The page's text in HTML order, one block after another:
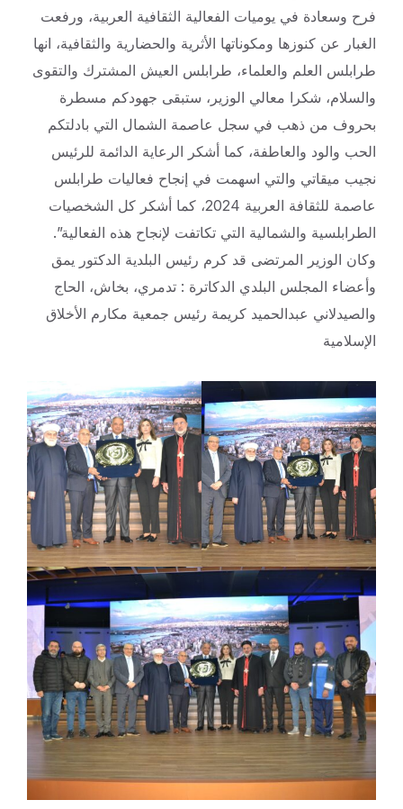
فرح وسعادة في يوميات الفعالية الثقافية العربية، ورفعت
الغبار عن كنوزها ومكوناتها الأثرية والحضارية والثقافية، انها
طرابلس العلم والعلماء، طرابلس العيش المشترك والتقوى
والسلام، شكرا معالي الوزير، ستبقى جهودكم مسطرة
بحروف من ذهب في سجل عاصمة الشمال التي بادلتكم
الحب والود والعاطفة، كما أشكر الرعاية الدائمة للرئيس
نجيب ميقاتي والتي اسهمت في إنجاح فعاليات طرابلس
عاصمة للثقافة العربية 2024، كما أشكر كل الشخصيات
الطرابلسية والشمالية التي تكاتفت لإنجاح هذه الفعالية”.
وكان الوزير المرتضى قد كرم رئيس البلدية الدكتور يمق
وأعضاء المجلس البلدي الدكاترة : تدمري، بخاش، الحاج
والصيدلاني عبدالحميد كريمة رئيس جمعية مكارم الأخلاق
الإسلامية